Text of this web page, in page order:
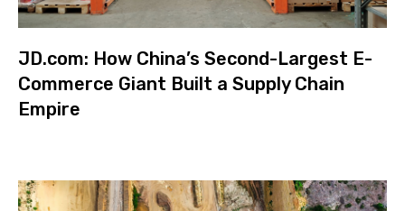
JD.com: How China’s Second-Largest E-
Commerce Giant Built a Supply Chain
Empire